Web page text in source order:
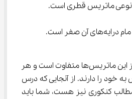
نوعی ماتریس قطری است.
نحوه برخورد با هر یک از این ماتریس‌ها متفاوت است و هر
به خود را دارند. از آنجایی که درس
هندسه ۳ از مطالب کنکوری نیز هست، شما باید